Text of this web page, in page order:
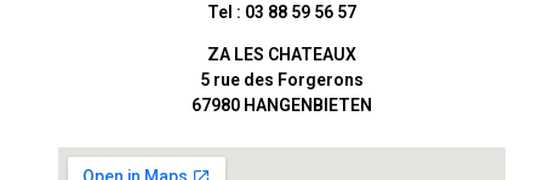
Tel : 03 88 59 56 57
ZA LES CHATEAUX
5 rue des Forgerons
67980 HANGENBIETEN